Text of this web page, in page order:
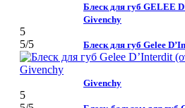
Блеск для губ GELEE
Givenchy
5
5/5 Блеск для губ Gelee
Givenchy
5